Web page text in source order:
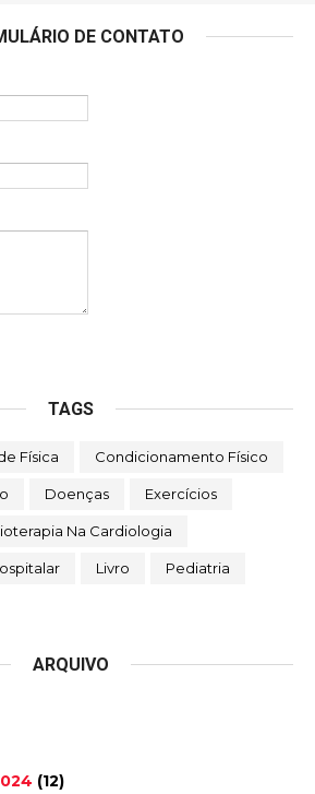
DE CONTATO
TAGS
Física Condicionamento Físico
Doenças Exercícios
Na Cardiologia
Livro Pediatria
ARQUIVO
(12)